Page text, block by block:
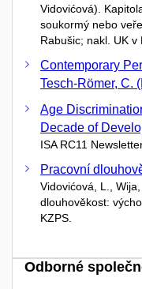
Vidovićová).
soukormý nebo
Rabušic; nakl. UK v
Contemporary
Tesch-Römer, C.
Age
Decade of
ISA RC11
Pracovní
Vidovićová, L.,
dlouhověkost:
KZPS.
Odborné